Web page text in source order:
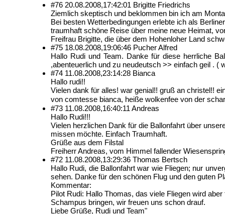
#76 20.08.2008,17:42:01 Brigitte Friedrichs
Ziemlich skeptisch und beklommen bin ich am
Bei besten Wetterbedingungen erlebte ich als
traumhaft schöne Reise über meine neue Heimat,
Freifrau Brigitte, die über dem Hohenloher Land
#75 18.08.2008,19:06:46 Pucher Alfred
Hallo Rudi und Team. Danke für diese herrliche
,abenteuerlich und zu neudeutsch >> einfach geil . (
#74 11.08.2008,23:14:28 Bianca
Hallo rudi!!
Vielen dank für alles! war genial!! gruß an christel!!
von comtesse bianca, heiße wolkenfee von der
#73 11.08.2008,16:40:11 Andreas
Hallo Rudi!!!
Vielen herzlichen Dank für die Ballonfahrt über
missen möchte. Einfach Traumhaft.
Grüße aus dem Filstal
Freiherr Andreas, vom Himmel fallender
#72 11.08.2008,13:29:36 Thomas Bertsch
Hallo Rudi, die Ballonfahrt war wie Fliegen; nur
sehen. Danke für den schönen Flug und den guten
Kommentar:
Pilot Rudi: Hallo Thomas, das viele Fliegen wird
Schampus bringen, wir freuen uns schon drauf.
Liebe Grüße, Rudi und Team"